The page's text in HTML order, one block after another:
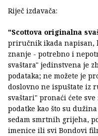
Riječ izdavača:
"Scottova originalna
priručnik ikada napisan,
znanje - potrebno i
svaštara" jedinstvena je
podataka; ne možete je
doslovno ne ispuštate iz
svaštari" pronaći ćete
podatke kao što su
sedam smrtnih grijeha,
imenice ili svi Bondovi